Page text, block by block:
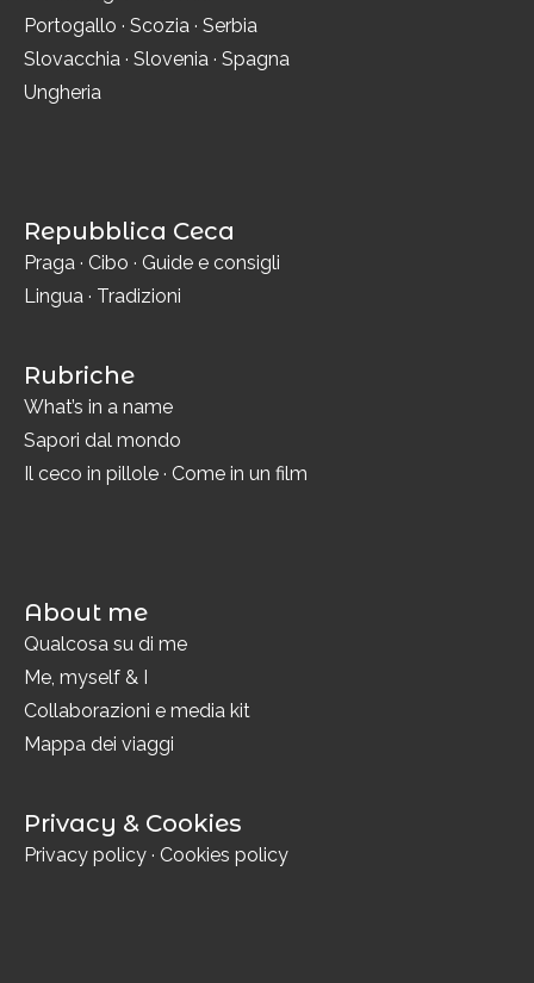
Portogallo · Scozia · Serbia
Slovacchia · Slovenia · Spagna
Ungheria
Repubblica Ceca
Praga · Cibo · Guide e consigli
Lingua · Tradizioni
Rubriche
What’s in a name
Sapori dal mondo
Il ceco in pillole · Come in un film
About me
Qualcosa su di me
Me, myself & I
Collaborazioni e media kit
Mappa dei viaggi
Privacy & Cookies
Privacy policy · Cookies policy